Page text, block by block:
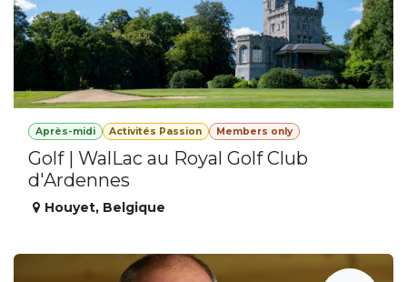
Après-midi Activités Passion Members only
Golf | WalLac au Royal Golf Club
d'Ardennes
Houyet, Belgique